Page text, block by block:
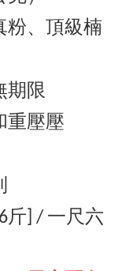
粉、 頂級楠
期限
重壓壓
斤] / 一尺六